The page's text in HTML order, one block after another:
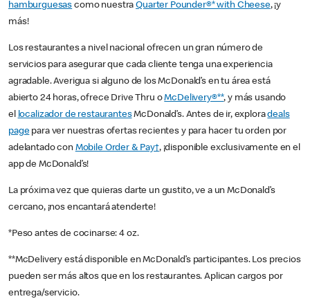
hamburguesas como nuestraQuarter Pounder®* with Cheese, ¡y
más!
Los restaurantes a nivel nacional ofrecen un gran número de
servicios para asegurar que cada cliente tenga una experiencia
agradable. Averigua si alguno de los McDonald’s en tu área está
abierto 24 horas, ofrece Drive Thru oMcDelivery®**, y más usando
el localizador de restaurantesMcDonald’s. Antes de ir, exploradeals
pagepara ver nuestras ofertas recientes y para hacer tu orden por
adelantado con Mobile Order & Pay†, ¡disponible exclusivamente en el
app de McDonald’s!
La próxima vez que quieras darte un gustito, ve a un McDonald’s
cercano, ¡nos encantará atenderte!
*Peso antes de cocinarse: 4 oz.
**McDelivery está disponible en McDonald’s participantes. Los precios
pueden ser más altos que en los restaurantes. Aplican cargos por
entrega/servicio.